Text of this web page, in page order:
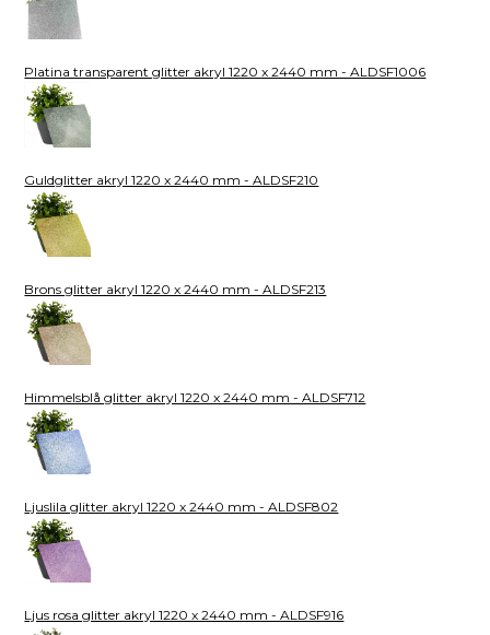
Platina transparent glitter akryl 1220 x 2440 mm - ALDSF1006
Guldglitter akryl 1220 x 2440 mm - ALDSF210
Brons glitter akryl 1220 x 2440 mm - ALDSF213
Himmelsblå glitter akryl 1220 x 2440 mm - ALDSF712
Ljuslila glitter akryl 1220 x 2440 mm - ALDSF802
Ljus rosa glitter akryl 1220 x 2440 mm - ALDSF916